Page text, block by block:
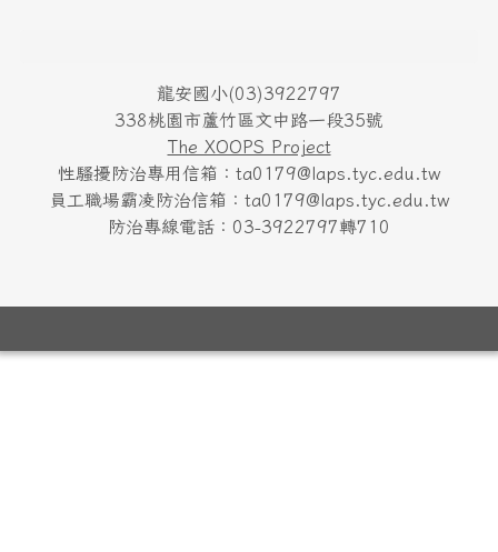
龍安國小(03)3922797
338桃園市蘆竹區文中路一段35號
The XOOPS Project
性騷擾防治專用信箱：ta0179@laps.tyc.edu.tw
員工職場霸凌防治信箱：ta0179@laps.tyc.edu.tw
防治專線電話：03-3922797轉710